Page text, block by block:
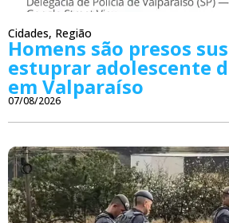
Cidades, Região
Homens são presos
estuprar adolescente
em Valparaíso
07/08/2026